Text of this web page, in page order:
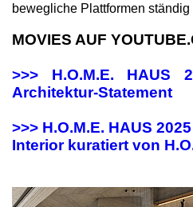
bewegliche Plattformen
MOVIES AUF
>>> H.O.M.E.
Architektur-Statement
>>> H.O.M.E. HAUS
Interior kuratiert von